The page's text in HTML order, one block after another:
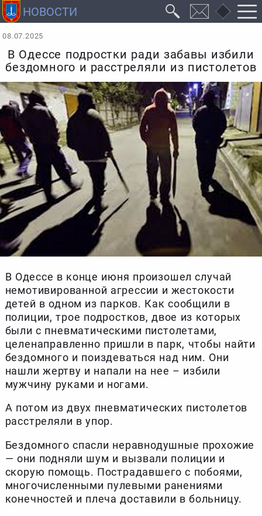
08.07.2025
В Одессе подростки ради забавы избили
бездомного и расстреляли из пистолетов
В Одессе в конце июня произошел случай
немотивированной агрессии и жестокости
детей в одном из парков. Как сообщили в
полиции, трое подростков, двое из которых
были с пневматическими пистолетами,
целенаправленно пришли в парк, чтобы найти
бездомного и поиздеваться над ним. Они
нашли жертву и напали на нее – избили
мужчину руками и ногами.
А потом из двух пневматических пистолетов
расстреляли в упор.
Бездомного спасли неравнодушные прохожие
— они подняли шум и вызвали полиции и
скорую помощь. Пострадавшего с побоями,
многочисленными пулевыми ранениями
конечностей и плеча доставили в больницу.